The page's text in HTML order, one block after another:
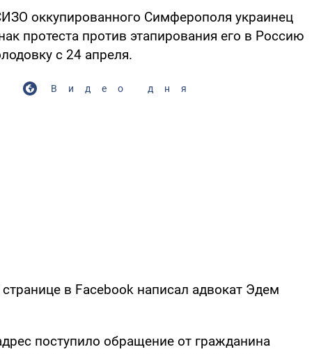
оккупированного Симферополя украинец
протеста против этапирования его в Россию
с 24 апреля.
Видео дня
в Facebook написал адвокат Эдем
поступило обращение от гражданина